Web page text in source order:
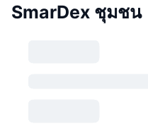
SmarDex ชุมชน